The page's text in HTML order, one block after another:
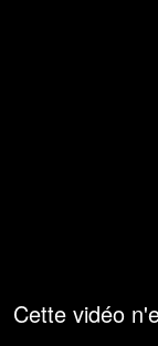
Cette vidéo